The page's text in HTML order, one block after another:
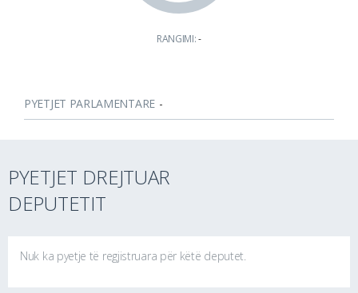
RANGIMI:-
PYETJET PARLAMENTARE -
PYETJET DREJTUAR
DEPUTETIT
Nuk ka pyetje të regjistruara për këtë deputet.